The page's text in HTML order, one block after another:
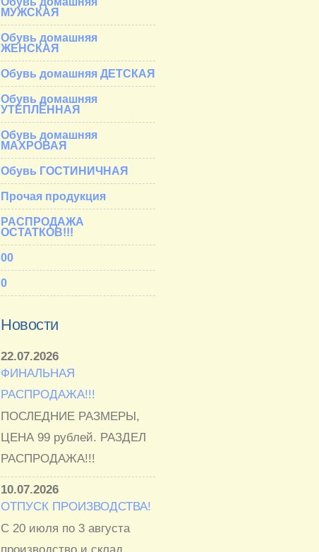
МУЖСКАЯ
Обувь домашняя
ЖЕНСКАЯ
Обувь домашняя ДЕТСКАЯ
Обувь домашняя
УТЕПЛЁННАЯ
Обувь домашняя
МАХРОВАЯ
Обувь ГОСТИНИЧНАЯ
Прочая продукция
РАСПРОДАЖА
ОСТАТКОВ!!!
00
0
Новости
22.07.2026
ФИНАЛЬНАЯ
РАСПРОДАЖА!!!
ПОСЛЕДНИЕ РАЗМЕРЫ,
ЦЕНА 99 рублей. РАЗДЕЛ
РАСПРОДАЖА!!!
10.07.2026
ОТПУСК ПРОИЗВОДСТВА!
С 20 июля по 3 августа